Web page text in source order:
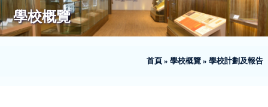
學校概覽
首頁 » 學校概覽 » 學校計劃及報告